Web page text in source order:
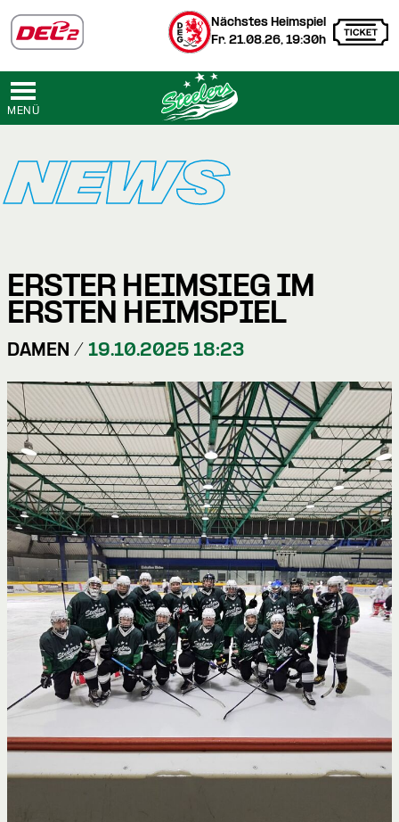
Nächstes Heimspiel
Fr. 21.08.26, 19:30h
MENÜ
NEWS
ERSTER HEIMSIEG IM
ERSTEN HEIMSPIEL
DAMEN / 19.10.2025 18:23